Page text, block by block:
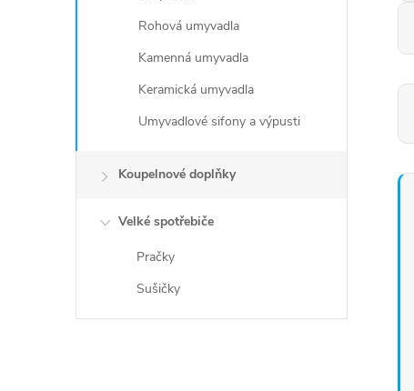
Rohová umyvadla
Kamenná umyvadla
Keramická umyvadla
Umyvadlové sifony a výpusti
Koupelnové doplňky
Velké spotřebiče
Pračky
Sušičky
p
i
s